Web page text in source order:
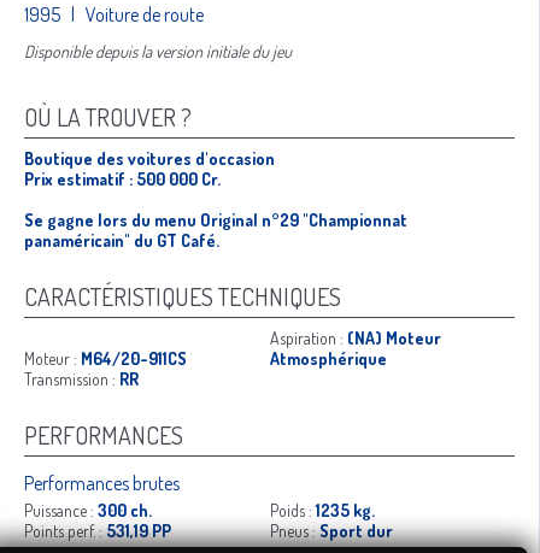
1995 | Voiture de route
Disponible depuis la version initiale du jeu
OÙ LA TROUVER ?
Boutique des voitures d'occasion
Prix estimatif : 500 000 Cr.
Se gagne lors du menu Original n°29 "Championnat
panaméricain" du GT Café.
CARACTÉRISTIQUES TECHNIQUES
Moteur : M64/20-911CS
Aspiration : (NA) Moteur
Atmosphérique
Transmission : RR
PERFORMANCES
Performances brutes
Puissance : 300 ch. Poids :1235 kg.
Points perf. :531,19 PP Pneus :Sport dur